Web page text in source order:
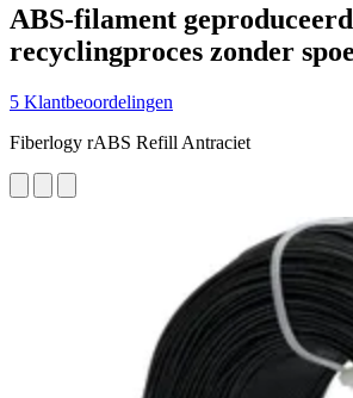
ABS-filament
recyclingproces zonder
5 Klantbeoordelingen
Fiberlogy rABS Refill Antraciet